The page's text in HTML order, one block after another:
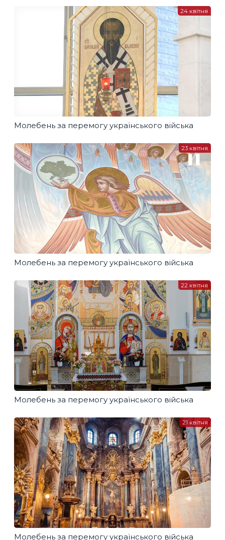
Молебень за перемогу українського війська
24 квітня
Молебень за перемогу українського війська
23 квітня
Молебень за перемогу українського війська
22 квітня
Молебень за перемогу українського війська
21 квітня